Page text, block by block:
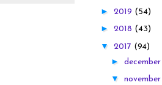
► 2019 (54)
► 2018 (43)
▼ 2017 (94)
► december
▼ november